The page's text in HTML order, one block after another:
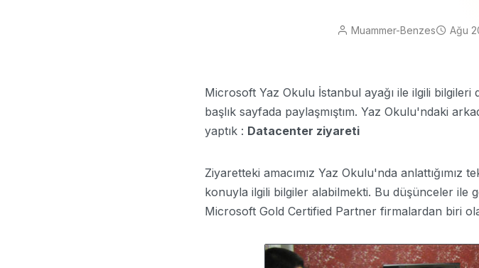
Muammer-Benzes Ağu
Microsoft Yaz Okulu İstanbul ayağı ile ilgili bilgileri
başlık sayfada paylaşmıştım. Yaz Okulu'ndaki
yaptık : Datacenter ziyareti
Ziyaretteki amacımız Yaz Okulu'nda anlattığımız
konuyla ilgili bilgiler alabilmekti. Bu düşünceler ile
Microsoft Gold Certified Partner firmalardan biri